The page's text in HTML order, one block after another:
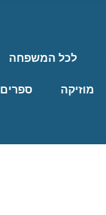
לכל המשפחה
מוזיקה ספרים